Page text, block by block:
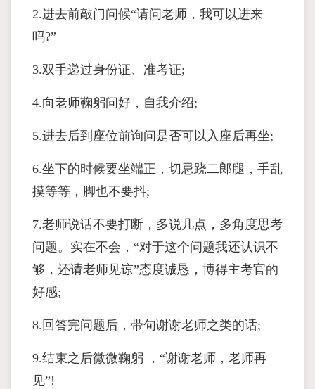
2.进去前敲门问候“请问老师，我可以进来
吗?”
3.双手递过身份证、准考证;
4.向老师鞠躬问好，自我介绍;
5.进去后到座位前询问是否可以入座后再坐;
6.坐下的时候要坐端正，切忌跷二郎腿，手乱
摸等等，脚也不要抖;
7.老师说话不要打断，多说几点，多角度思考
问题。实在不会，“对于这个问题我还认识不
够，还请老师见谅”态度诚恳，博得主考官的
好感;
8.回答完问题后，带句谢谢老师之类的话;
9.结束之后微微鞠躬 ，“谢谢老师，老师再
见”!